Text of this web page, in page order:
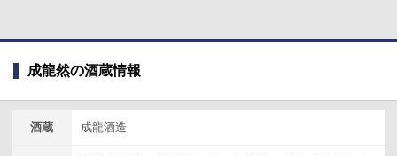
成龍然の酒蔵情報
酒蔵 成龍酒造